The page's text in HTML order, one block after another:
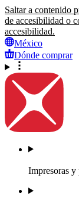
Saltar a contenido
de accesibilidad o
accesibilidad.
México
Dónde comprar
Impresoras y